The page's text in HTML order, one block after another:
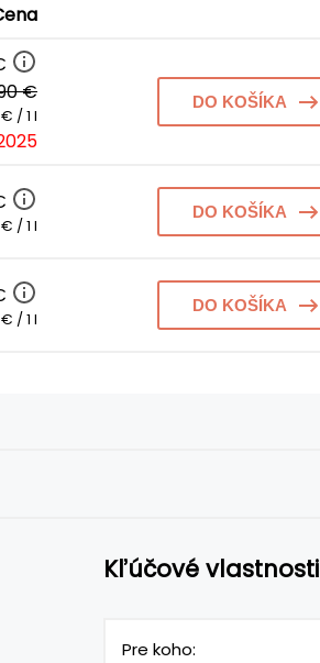
€
/ 1 l
DO KOŠÍKA
/ 1 l
DO KOŠÍKA
/ 1 l
DO KOŠÍKA
Kľúčové vlastnosti
Pre koho: